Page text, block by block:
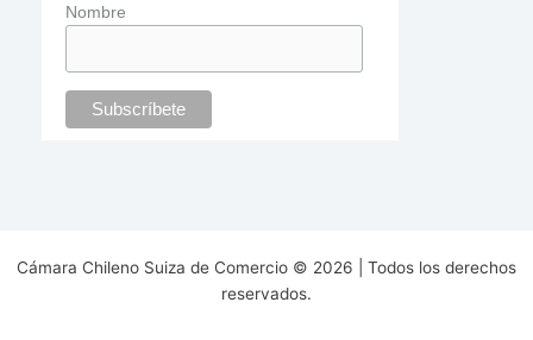
Nombre
Cámara Chileno Suiza de Comercio © 2026 | Todos los derechos
reservados.